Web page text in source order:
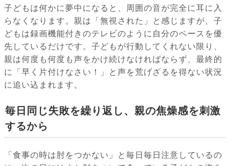
子どもは何かに夢中になると、周囲の音が完全に耳に入
らなくなります。親は「無視された」と感じますが、子
どもは録画機能付きのテレビのように自分のペースを優
先しているだけです。子どもが行動してくれない限り、
親は何度も何度も声をかけ続けなければならず、最終的
に「早く片付けなさい！」と声を荒げざるを得ない状況
に追い込まれます。
毎日同じ失敗を繰り返し、親の焦燥感を刺激
するから
「食事の時は肘をつかない」と毎日毎日注意しているの